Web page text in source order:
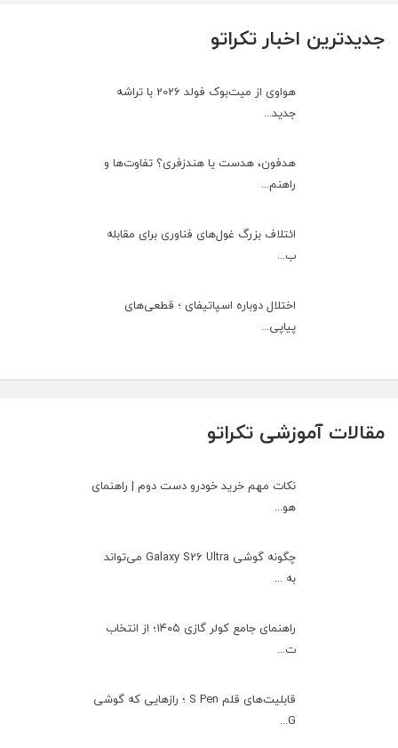
جدیدترین اخبار تکراتو
هواوی از میت‌بوک فولد 2026 با تراشه
جدید...
هدفون، هدست یا هندزفری؟ تفاوت‌ها و
راهنم...
ائتلاف بزرگ غول‌های فناوری برای مقابله
ب...
اختلال دوباره اسپاتیفای ؛ قطعی‌های
پیاپی...
مقالات آموزشی تکراتو
نکات مهم خرید خودرو دست دوم | راهنمای
هو...
چگونه گوشی Galaxy S26 Ultra می‌تواند
به ...
راهنمای جامع کولر گازی ۱۴۰۵؛ از انتخاب
ت...
قابلیت‌های قلم S Pen ؛ رازهایی که گوشی
G...